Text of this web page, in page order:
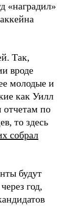
«наградил»
Так,
вроде
молодые и
как Уилл
по
то здесь
собрал
будут
год,